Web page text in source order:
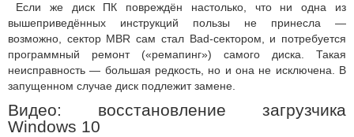
Если же диск ПК повреждён настолько, что ни одна из
вышеприведённых инструкций пользы не принесла —
возможно, сектор MBR сам стал Bad-сектором, и потребуется
программный ремонт («ремапинг») самого диска. Такая
неисправность — большая редкость, но и она не исключена. В
запущенном случае диск подлежит замене.
Видео: восстановление загрузчика
Windows 10